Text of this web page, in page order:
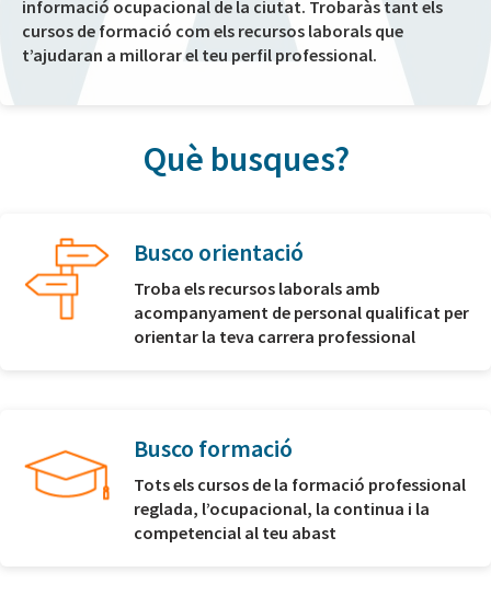
informació ocupacional de la ciutat. Trobaràs tant els
cursos de formació com els recursos laborals que
t’ajudaran a millorar el teu perfil professional.
Què busques?
Busco orientació
Troba els recursos laborals amb
acompanyament de personal qualificat per
orientar la teva carrera professional
Busco formació
Tots els cursos de la formació professional
reglada, l’ocupacional, la continua i la
competencial al teu abast